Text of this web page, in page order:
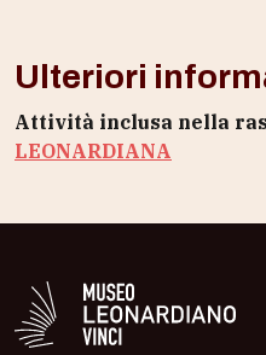
Ulteriori
Attività inclusa nella
LEONARDIANA